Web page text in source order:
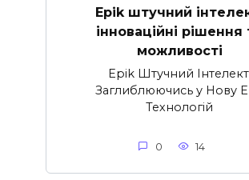
Epik штучний
інноваційні рішення
можливості
Epik Штучний
Заглиблюючись у Нову
Технологій
0 14